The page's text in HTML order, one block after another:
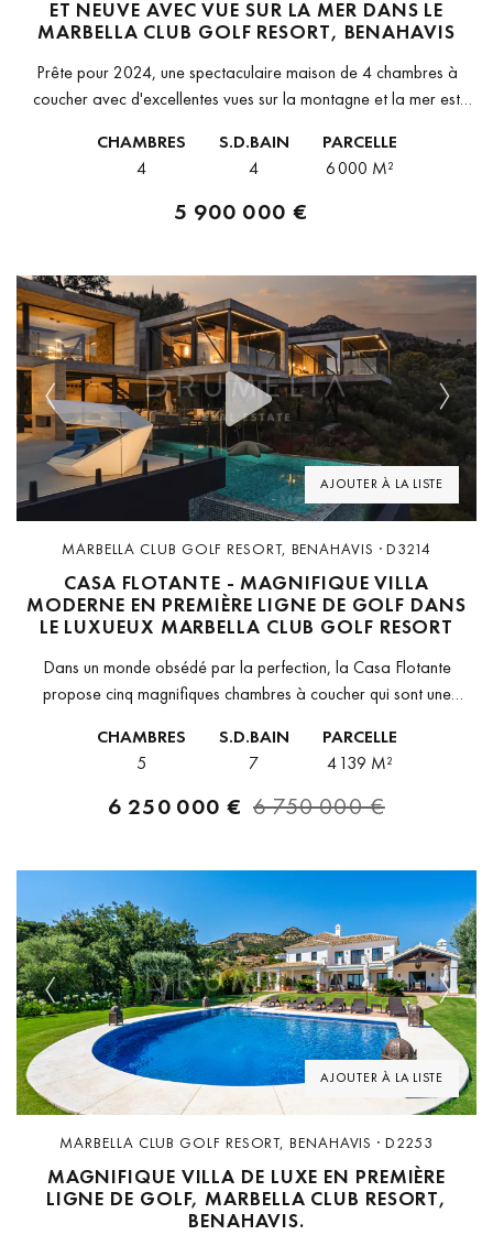
ET NEUVE AVEC VUE SUR LA MER DANS LE
MARBELLA CLUB GOLF RESORT, BENAHAVIS
Prête pour 2024, une spectaculaire maison de 4 chambres à
coucher avec d'excellentes vues sur la montagne et la mer est
CHAMBRES
4
S.D.BAIN
4
PARCELLE
6 000 M²
5 900 000 €
AJOUTER À LA LISTE
Previous Next
MARBELLA CLUB GOLF RESORT, BENAHAVIS · D3214
CASA FLOTANTE - MAGNIFIQUE VILLA
MODERNE EN PREMIÈRE LIGNE DE GOLF DANS
LE LUXUEUX MARBELLA CLUB GOLF RESORT
Dans un monde obsédé par la perfection, la Casa Flotante
propose cinq magnifiques chambres à coucher qui sont une
villa de style...
CHAMBRES
5
S.D.BAIN
7
PARCELLE
4 139 M²
6 250 000 € 6 750 000 €
AJOUTER À LA LISTE
Previous Next
MARBELLA CLUB GOLF RESORT, BENAHAVIS · D2253
MAGNIFIQUE VILLA DE LUXE EN PREMIÈRE
LIGNE DE GOLF, MARBELLA CLUB RESORT,
BENAHAVIS.